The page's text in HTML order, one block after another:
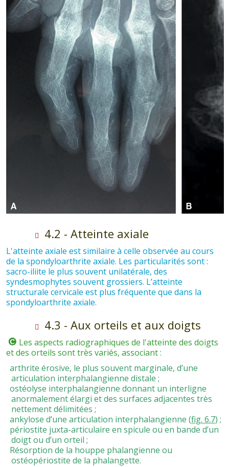
4.2 - Atteinte axiale
L'atteinte axiale est similaire à celle observée au cours
de la spondyloarthrite axiale. Les particularités sont :
sacro-iliite le plus souvent unilatérale, des
syndesmophytes souvent grossiers. L’atteinte
structurale cervicale est plus fréquente que dans la
spondyloarthrite axiale.
4.3 - Aux orteils et aux doigts
Les aspects radiographiques de l'atteinte des doigts
et des orteils sont très variés, associant :
arthrite érosive, le plus souvent marginale, d’une
articulation interphalangienne distale ;
ostéolyse interphalangienne donnant un interligne
anormalement élargi et des surfaces adjacentes très
nettement délimitées ;
ankylose d’une articulation interphalangienne (fig. 6.7) ;
périostite juxta-articulaire en spicule ou en bande d’un
doigt ou d’un orteil ;
Résorption de la houppe phalangienne ou
ostéopériostite de la phalangette.